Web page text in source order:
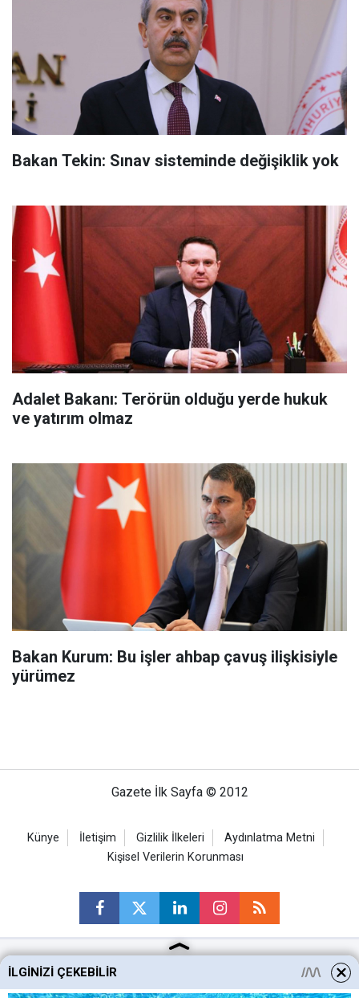
Bakan Tekin: Sınav sisteminde değişiklik yok
Adalet Bakanı: Terörün olduğu yerde hukuk
ve yatırım olmaz
Bakan Kurum: Bu işler ahbap çavuş ilişkisiyle
yürümez
Gazete İlk Sayfa © 2012
Künye İletişim Gizlilik İlkeleri
Aydınlatma Metni
Kişisel Verilerin Korunması
Ankara Haberleri
İLGINIZI ÇEKEBILIR